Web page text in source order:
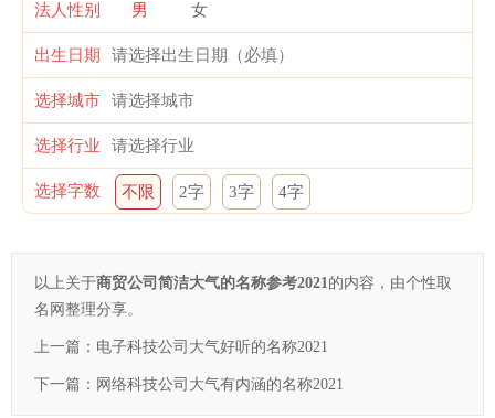
法人性别 男 女
出生日期
选择城市
选择行业
选择字数 不限 2字 3字 4字
以上关于商贸公司简洁大气的名称参考2021的内容，由个性取
名网整理分享。
上一篇： 电子科技公司大气好听的名称2021
下一篇： 网络科技公司大气有内涵的名称2021